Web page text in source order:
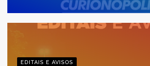
EDITAIS E AVISOS